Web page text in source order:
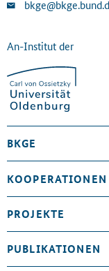
An-Institut der
BKGE
PROJEKTE
PUBLIKATIONEN